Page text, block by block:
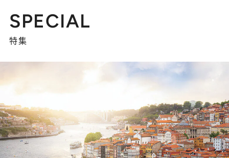
SPECIAL
特集